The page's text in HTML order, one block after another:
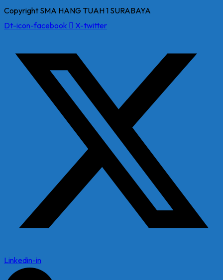
Copyright SMA HANG TUAH 1 SURABAYA
Dt-icon-facebook
X-twitter
Linkedin-in